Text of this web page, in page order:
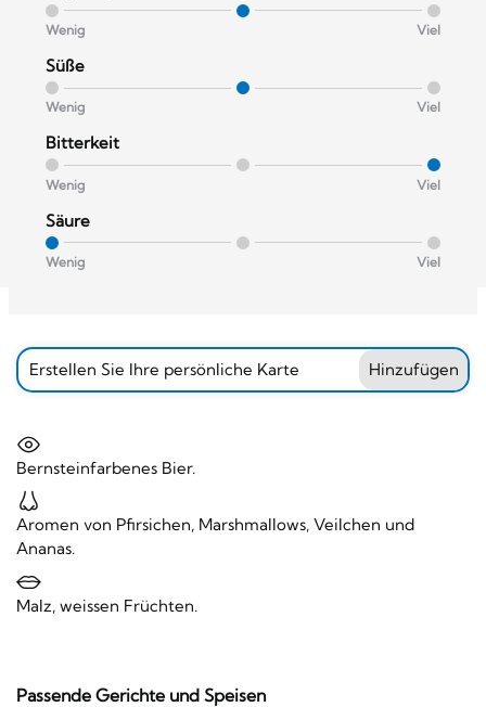
Wenig Viel
Süße
Wenig Viel
Bitterkeit
Wenig Viel
Säure
Wenig Viel
Erstellen Sie Ihre persönliche Karte Hinzufügen
Bernsteinfarbenes Bier.
Aromen von Pfirsichen, Marshmallows, Veilchen und
Ananas.
Malz, weissen Früchten.
Passende Gerichte und Speisen